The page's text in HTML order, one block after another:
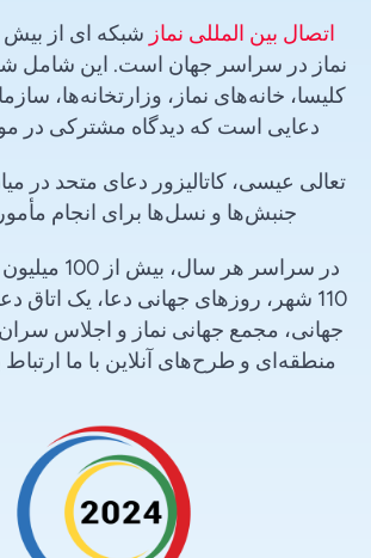
اتصال بین المللی نماز
نماز در سراسر جهان است. این شامل
کلیسا، خانه‌های نماز، وزارتخانه‌ها،
دعایی است که دیدگاه مشترکی در
تعالی عیسی، کاتالیزور دعای متحد در
جنبش‌ها و نسل‌ها برای انجام
در سراسر هر
جهانی، مجمع جهانی نماز و اجلاس
منطقه‌ای و طرح‌های آنلاین با ما